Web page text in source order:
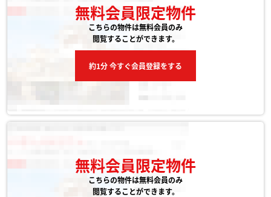
無料会員限定物件
こちらの物件は無料会員のみ
閲覧することができます。
約1分 今すぐ会員登録をする
無料会員限定物件
こちらの物件は無料会員のみ
閲覧することができます。